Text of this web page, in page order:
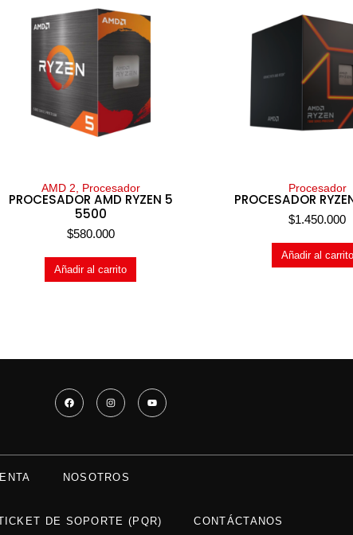
AMD 2, Procesador
PROCESADOR AMD RYZEN 5
5500
$580.000
Añadir al carrito
Procesador
PROCESADOR
$1.450.000
Añadir al carrito
NOSOTROS
DE SOPORTE (PQR) CONTÁCTANOS